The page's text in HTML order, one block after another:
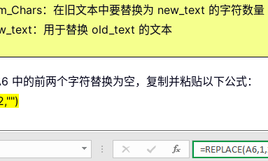
：在旧文本中要替换为 new_text 的字符数量
：用于替换 old_text 的文本
中的前两个字符替换为空，复制并粘贴以下公式：